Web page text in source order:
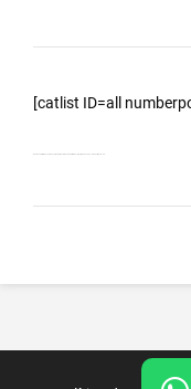
[catlist ID=all